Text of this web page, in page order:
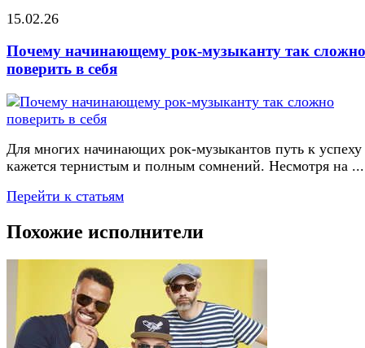
15.02.26
Почему начинающему рок-музыканту так сложно
поверить в себя
Для многих начинающих рок-музыкантов путь к успеху
кажется тернистым и полным сомнений. Несмотря на ...
Перейти к статьям
Похожие исполнители